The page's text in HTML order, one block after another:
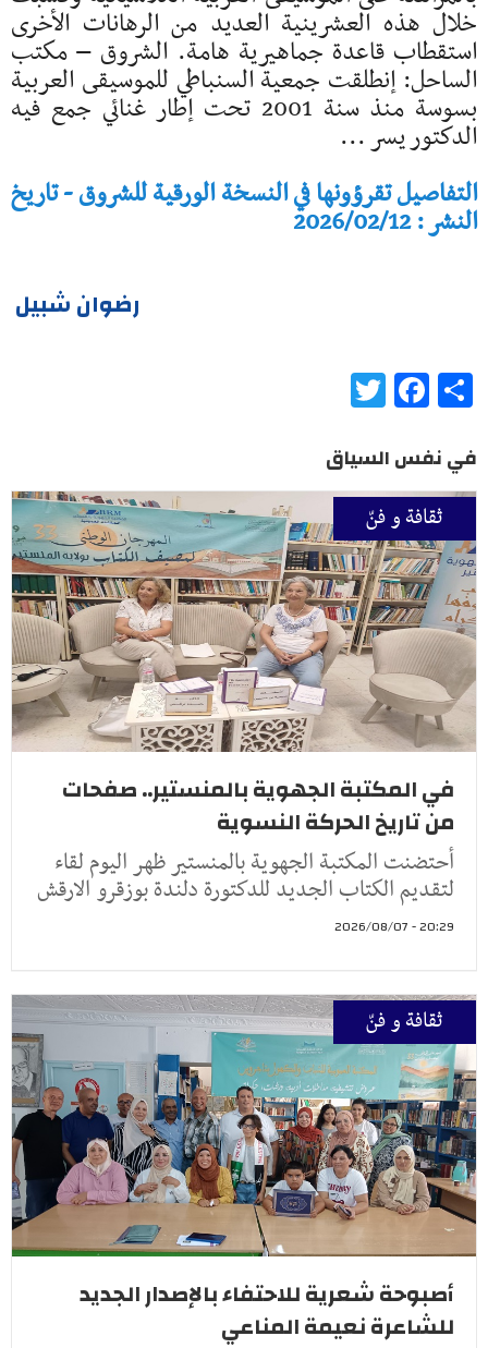
خلال هذه العشرينية العديد من الرهانات الأخرى
استقطاب قاعدة جماهيرية هامة. الشروق – مكتب
الساحل: إنطلقت جمعية السنباطي للموسيقى العربية
بسوسة منذ سنة 2001 تحت إطار غنائي جمع فيه
الدكتور يسر ...
التفاصيل تقرؤونها في النسخة الورقية للشروق - تاريخ
النشر : 2026/02/12
رضوان شبيل
Share
Facebook
في نفس السياق
ثقافة و فنّ
في المكتبة الجهوية بالمنستير.. صفحات
من تاريخ الحركة النسوية
أحتضنت المكتبة الجهوية بالمنستير ظهر اليوم لقاء
لتقديم الكتاب الجديد للدكتورة دلندة بوزقرو الارقش
20:29 - 2026/08/07
ثقافة و فنّ
أصبوحة شعرية للاحتفاء بالإصدار الجديد
للشاعرة نعيمة المناعي